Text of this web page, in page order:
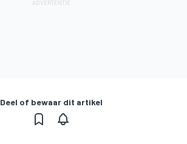
Deel of bewaar dit artikel